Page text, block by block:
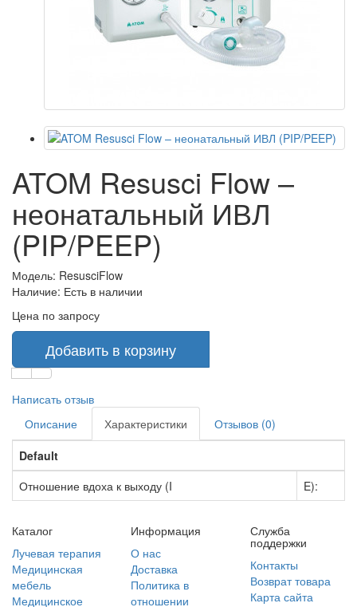
ATOM Resusci Flow –
неонатальный ИВЛ
(PIP/PEEP)
Модель: ResusciFlow
Наличие: Есть в наличии
Цена по запросу
Добавить в корзину
Написать отзыв
Описание
Характеристики
Отзывов (0)
Default
Отношение вдоха к выходу (I
E):
Каталог
Лучевая терапия
Медицинская
мебель
Медицинское
Информация
О нас
Доставка
Политика в
отношении
Служба
поддержки
Контакты
Возврат товара
Карта сайта